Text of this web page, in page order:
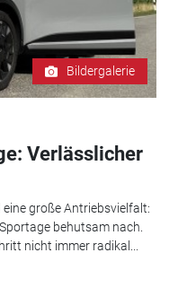
Bildergalerie
Verlässlicher
große Antriebsvielfalt:
behutsam nach.
nicht immer radikal...